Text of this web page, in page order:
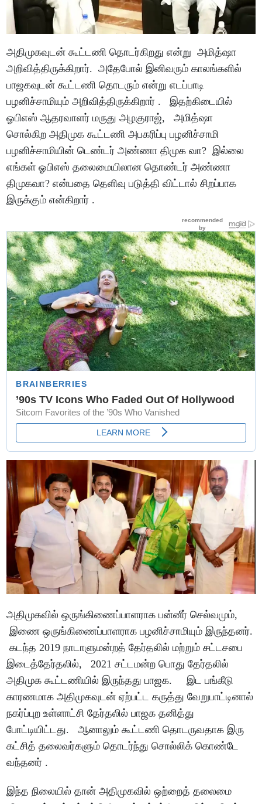
அதிமுகவுடன் கூட்டணி தொடர்கிறது என்று அமித்ஷா
அறிவித்திருக்கிறார். அதேபோல் இனிவரும் காலங்களில்
பாஜகவுடன் கூட்டணி தொடரும் என்று எடப்பாடி
பழனிச்சாமியும் அறிவித்திருக்கிறார் . இதற்கிடையில்
ஓபிஎஸ் ஆதரவாளர் மருது அழகுராஜ், அமித்ஷா
சொல்கிற அதிமுக கூட்டணி அபகரிப்பு பழனிச்சாமி
பழனிச்சாமியின் டெண்டர் அண்ணா திமுக வா? இல்லை
எங்கள் ஓபிஎஸ் தலைமையிலான தொண்டர் அண்ணா
திமுகவா? என்பதை தெளிவு படுத்தி விட்டால் சிறப்பாக
இருக்கும் என்கிறார் .
அதிமுகவில் ஒருங்கிணைப்பாளராக பன்னீர் செல்வமும்,
இணை ஒருங்கிணைப்பாளராக பழனிச்சாமியும் இருந்தனர்.
கடந்த 2019 நாடாளுமன்றத் தேர்தலில் மற்றும் சட்டசபை
இடைத்தேர்தலில், 2021 சட்டமன்ற பொது தேர்தலில்
அதிமுக கூட்டணியில் இருந்தது பாஜக. இட பங்கீடு
காரணமாக அதிமுகவுடன் ஏற்பட்ட கருத்து வேறுபாட்டினால்
நகர்ப்புற உள்ளாட்சி தேர்தலில் பாஜக தனித்து
போட்டியிட்டது. ஆனாலும் கூட்டணி தொடருவதாக இரு
கட்சித் தலைவர்களும் தொடர்ந்து சொல்லிக் கொண்டே
வந்தனர் .
இந்த நிலையில் தான் அதிமுகவில் ஒற்றைத் தலைமை